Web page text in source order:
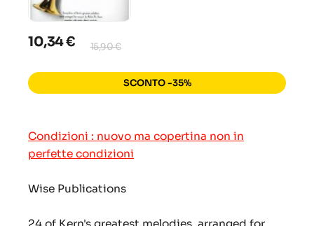
10,34 € 15,90 €
SCONTO -35%
Condizioni : nuovo ma copertina non in
perfette condizioni
Wise Publications